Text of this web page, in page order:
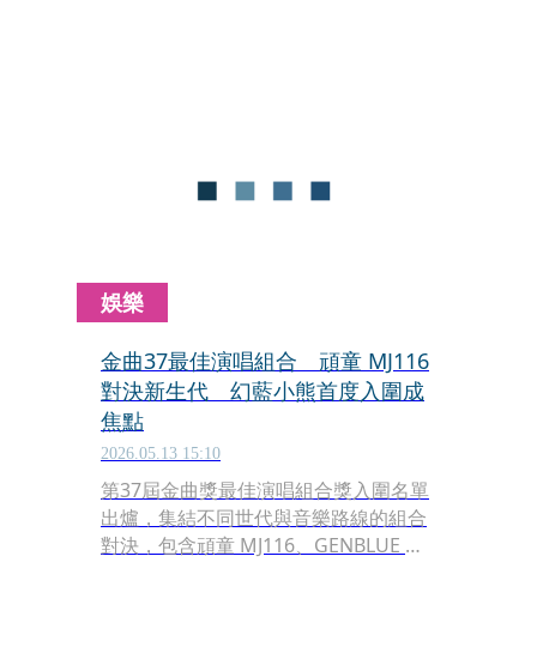
娛樂
金曲37最佳演唱組合 頑童 MJ116
對決新生代 幻藍小熊首度入圍成
焦點
2026.05.13 15:10
第37屆金曲獎最佳演唱組合獎入圍名單
出爐，集結不同世代與音樂路線的組合
對決，包含頑童 MJ116、GENBLUE 幻